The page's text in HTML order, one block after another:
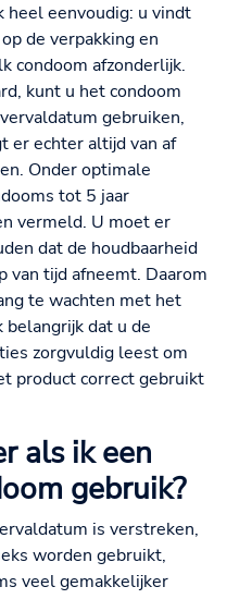
eenvoudig: u vindt
de verpakking en
condoom afzonderlijk.
kunt u het condoom
gebruiken,
er echter altijd van af
Onder optimale
tot 5 jaar
vermeld. U moet er
dat de houdbaarheid
van tijd afneemt. Daarom
te wachten met het
dat u de
zorgvuldig leest om
product correct gebruikt
als ik een
gebruik?
is verstreken,
worden gebruikt,
veel gemakkelijker